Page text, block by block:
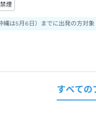
禁煙
は5月6日）までに出発の方対象
すべての